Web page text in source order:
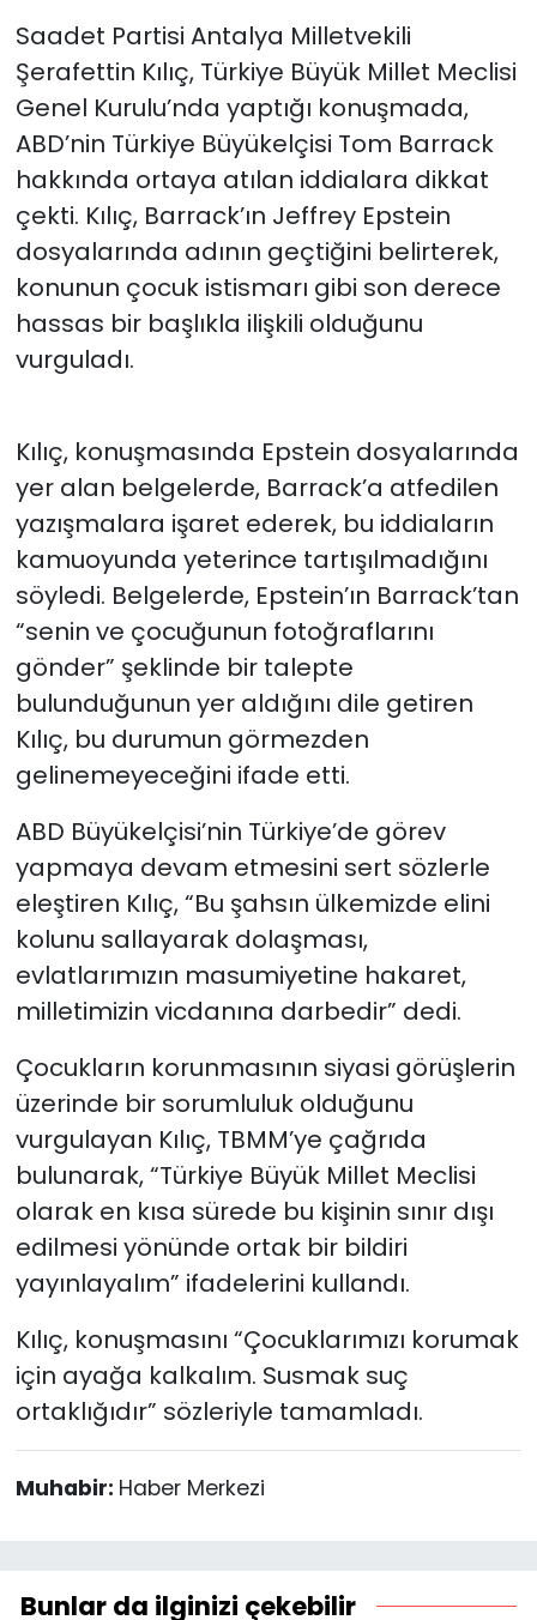
Saadet Partisi Antalya Milletvekili
Şerafettin Kılıç, Türkiye Büyük Millet Meclisi
Genel Kurulu’nda yaptığı konuşmada,
ABD’nin Türkiye Büyükelçisi Tom Barrack
hakkında ortaya atılan iddialara dikkat
çekti. Kılıç, Barrack’ın Jeffrey Epstein
dosyalarında adının geçtiğini belirterek,
konunun çocuk istismarı gibi son derece
hassas bir başlıkla ilişkili olduğunu
vurguladı.
Kılıç, konuşmasında Epstein dosyalarında
yer alan belgelerde, Barrack’a atfedilen
yazışmalara işaret ederek, bu iddiaların
kamuoyunda yeterince tartışılmadığını
söyledi. Belgelerde, Epstein’ın Barrack’tan
“senin ve çocuğunun fotoğraflarını
gönder” şeklinde bir talepte
bulunduğunun yer aldığını dile getiren
Kılıç, bu durumun görmezden
gelinemeyeceğini ifade etti.
ABD Büyükelçisi’nin Türkiye’de görev
yapmaya devam etmesini sert sözlerle
eleştiren Kılıç, “Bu şahsın ülkemizde elini
kolunu sallayarak dolaşması,
evlatlarımızın masumiyetine hakaret,
milletimizin vicdanına darbedir” dedi.
Çocukların korunmasının siyasi görüşlerin
üzerinde bir sorumluluk olduğunu
vurgulayan Kılıç, TBMM’ye çağrıda
bulunarak, “Türkiye Büyük Millet Meclisi
olarak en kısa sürede bu kişinin sınır dışı
edilmesi yönünde ortak bir bildiri
yayınlayalım” ifadelerini kullandı.
Kılıç, konuşmasını “Çocuklarımızı korumak
için ayağa kalkalım. Susmak suç
ortaklığıdır” sözleriyle tamamladı.
Muhabir: Haber Merkezi
Bunlar da ilginizi çekebilir